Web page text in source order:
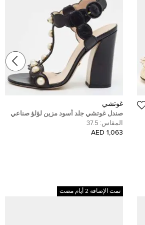
غوتشي
صندل غوتشي جلد أسود مزين لؤلؤ صناعي
37.5
المقاس: 37.5
1,063 AED
تمت الإضافة 2 أيام مضت